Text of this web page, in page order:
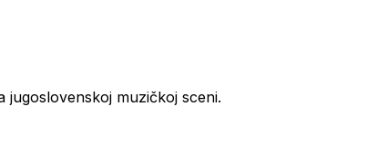
jugoslovenskoj muzičkoj sceni.